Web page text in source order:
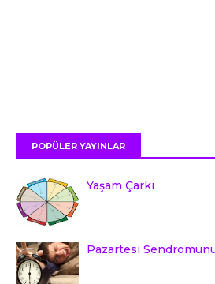
POPÜLER YAYINLAR
Yaşam Çarkı
Pazartesi